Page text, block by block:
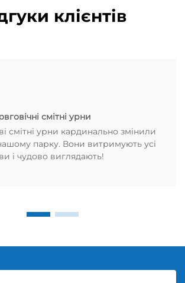
клієнтів
смітні урни
смітні урни кардинально змінили
парку. Вони витримують усі
і чудово виглядають!